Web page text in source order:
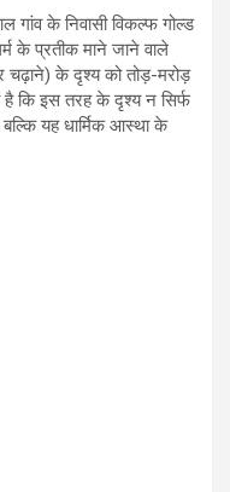
गांव के निवासी विकल्फ गोल्ड
के प्रतीक माने जाने वाले
के दृश्य को तोड़-मरोड़
है कि इस तरह के दृश्य न सिर्फ
यह धार्मिक आस्था के